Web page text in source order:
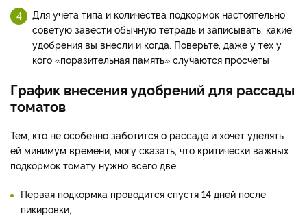
Для учета типа и количества подкормок настоятельно
советую завести обычную тетрадь и записывать, какие
удобрения вы внесли и когда. Поверьте, даже у тех у
кого «поразительная память» случаются просчеты
График внесения удобрений для рассады
томатов
Тем, кто не особенно заботится о рассаде и хочет уделять
ей минимум времени, могу сказать, что критически важных
подкормок томату нужно всего две.
Первая подкормка проводится спустя 14 дней после
пикировки,